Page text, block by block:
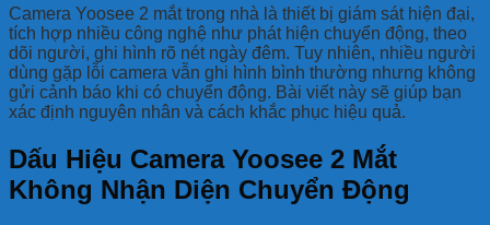
Camera Yoosee 2 mắt trong nhà là thiết bị giám sát hiện đại,
tích hợp nhiều công nghệ như phát hiện chuyển động, theo
dõi người, ghi hình rõ nét ngày đêm. Tuy nhiên, nhiều người
dùng gặp lỗi camera vẫn ghi hình bình thường nhưng không
gửi cảnh báo khi có chuyển động. Bài viết này sẽ giúp bạn
xác định nguyên nhân và cách khắc phục hiệu quả.
Dấu Hiệu Camera Yoosee 2 Mắt
Không Nhận Diện Chuyển Động